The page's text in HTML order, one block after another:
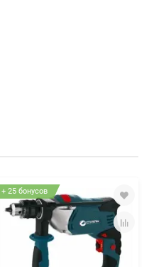
+ 25 бонусов